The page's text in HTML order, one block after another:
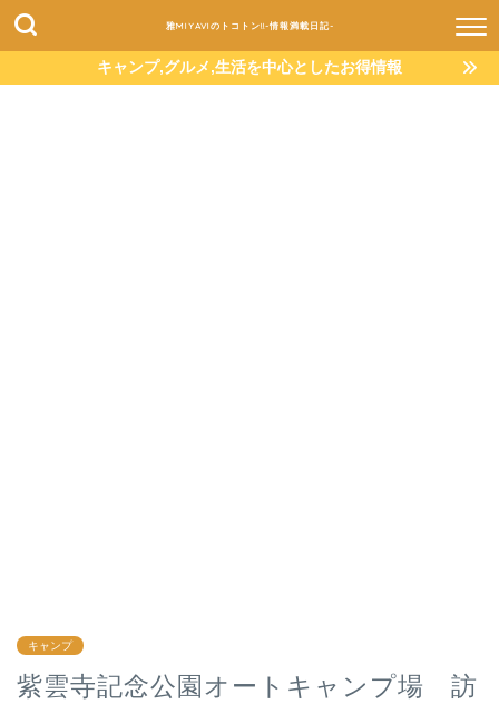
雅MIYAVIのトコトン!!-情報満載日記-
キャンプ,グルメ,生活を中心としたお得情報
キャンプ
紫雲寺記念公園オートキャンプ場 訪